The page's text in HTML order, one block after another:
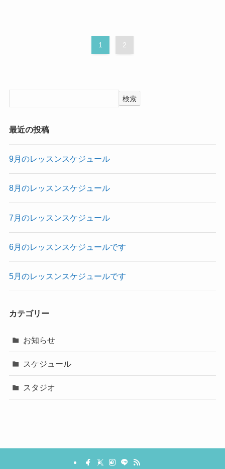
1 2
検索
最近の投稿
9月のレッスンスケジュール
8月のレッスンスケジュール
7月のレッスンスケジュール
6月のレッスンスケジュールです
5月のレッスンスケジュールです
カテゴリー
お知らせ
スケジュール
スタジオ